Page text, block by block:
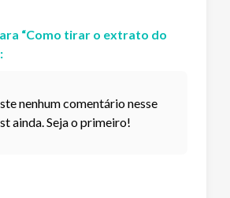
“Como tirar o extrato do
nenhum comentário nesse
ainda. Seja o primeiro!